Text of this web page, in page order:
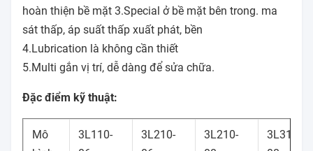
hoàn thiện bề mặt 3.Special ở bề mặt bên trong. ma
sát thấp, áp suất thấp xuất phát, bền
4.Lubrication là không cần thiết
5.Multi gắn vị trí, dễ dàng để sửa chữa.
Đặc điểm kỹ thuật:
Mô
3L110-
3L210-
3L210-
3L310-